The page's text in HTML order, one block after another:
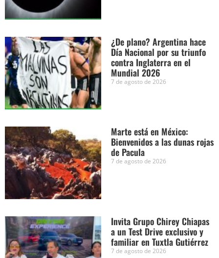
¿De plano? Argentina hace
Día Nacional por su triunfo
contra Inglaterra en el
Mundial 2026
7 de agosto de 2026
Marte está en México:
Bienvenidos a las dunas rojas
de Pacula
7 de agosto de 2026
Invita Grupo Chirey Chiapas
a un Test Drive exclusivo y
familiar en Tuxtla Gutiérrez
7 de agosto de 2026